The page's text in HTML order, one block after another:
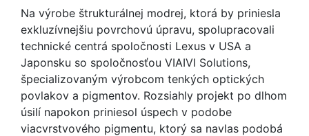
Na výrobe štrukturálnej modrej, ktorá by priniesla
exkluzívnejšiu povrchovú úpravu, spolupracovali
technické centrá spoločnosti Lexus v USA a
Japonsku so spoločnosťou VIAIVI Solutions,
špecializovaným výrobcom tenkých optických
povlakov a pigmentov. Rozsiahly projekt po dlhom
úsilí napokon priniesol úspech v podobe
viacvrstvového pigmentu, ktorý sa navlas podobá